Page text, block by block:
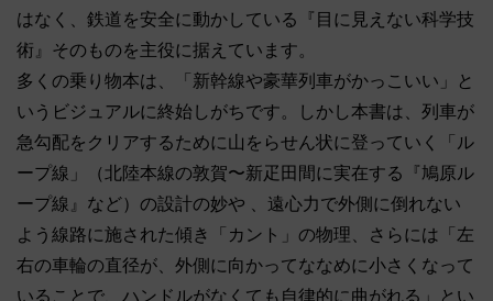
はなく、鉄道を安全に動かしている『目に見えない科学技
術』そのものを主役に据えています。
多くの乗り物本は、「新幹線や豪華列車がかっこいい」と
いうビジュアルに終始しがちです。しかし本書は、列車が
急勾配をクリアするために山をらせん状に登っていく「ル
ープ線」（北陸本線の敦賀〜新疋田間に実在する『鳩原ル
ープ線』など）の設計の妙や 、遠心力で外側に倒れない
よう線路に施された傾き「カント」の物理、さらには「左
右の車輪の直径が、外側に向かってななめに小さくなって
いることで、ハンドルがなくても自律的に曲がれる」とい